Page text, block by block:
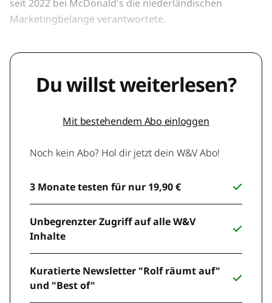
seit 2022 bei McDonald's die niederländischen
Marketingbelange verantwortete.
Du willst weiterlesen?
Mit bestehendem Abo einloggen
Noch kein Abo? Hol dir jetzt dein W&V Abo!
3 Monate testen für nur 19,90 €
Unbegrenzter Zugriff auf alle W&V
Inhalte
Kuratierte Newsletter "Rolf räumt auf"
und "Best of"